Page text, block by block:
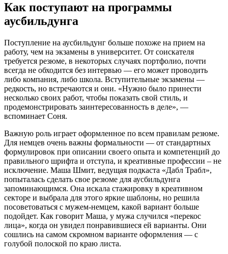
Как поступают на программы
аусбильдунга
Поступление на аусбильдунг больше похоже на прием на
работу, чем на экзамены в университет. От соискателя
требуется резюме, в некоторых случаях портфолио, почти
всегда не обходится без интервью — его может проводить
либо компания, либо школа. Вступительные экзамены —
редкость, но встречаются и они. «Нужно было принести
несколько своих работ, чтобы показать свой стиль, и
продемонстрировать заинтересованность в деле», —
вспоминает Соня.
Важную роль играет оформленное по всем правилам резюме.
Для немцев очень важны формальности — от стандартных
формулировок при описании своего опыта и компетенций до
правильного шрифта и отступа, и креативные профессии – не
исключение. Маша Шмит, ведущая подкаста «Дабл Трабл»,
попыталась сделать свое резюме для аусбильдунга
запоминающимся. Она искала стажировку в креативном
секторе и выбрала для этого яркие шаблоны, но решила
посоветоваться с мужем-немцем, какой вариант больше
подойдет. Как говорит Маша, у мужа случился «перекос
лица», когда он увидел понравившиеся ей варианты. Они
сошлись на самом скромном варианте оформления — с
голубой полоской по краю листа.